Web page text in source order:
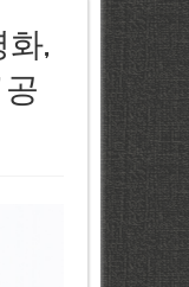
화,
공